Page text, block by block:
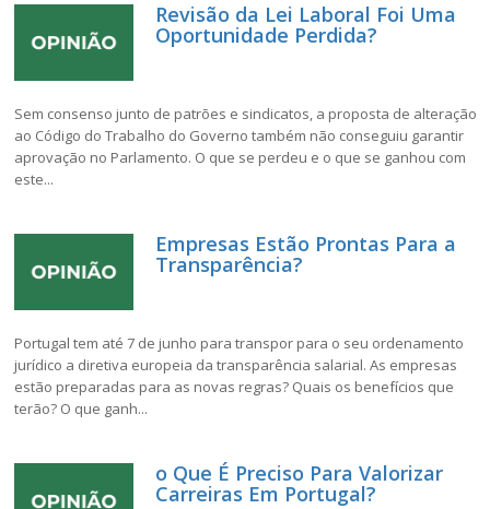
Revisão da Lei Laboral Foi Uma
Oportunidade Perdida?
Sem consenso junto de patrões e sindicatos, a proposta de alteração
ao Código do Trabalho do Governo também não conseguiu garantir
aprovação no Parlamento. O que se perdeu e o que se ganhou com
este...
Empresas Estão Prontas Para a
Transparência?
Portugal tem até 7 de junho para transpor para o seu ordenamento
jurídico a diretiva europeia da transparência salarial. As empresas
estão preparadas para as novas regras? Quais os benefícios que
terão? O que ganh...
o Que É Preciso Para Valorizar
Carreiras Em Portugal?